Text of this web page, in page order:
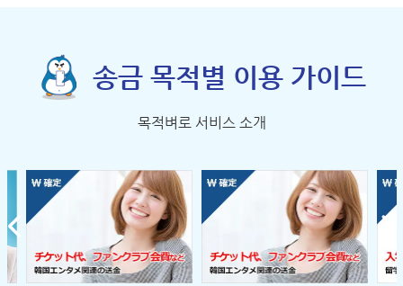
송금 목적별 이용 가이드
목적벼로 서비스 소개